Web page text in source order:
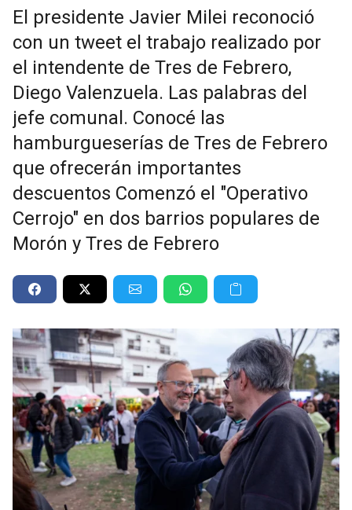
El presidente Javier Milei reconoció
con un tweet el trabajo realizado por
el intendente de Tres de Febrero,
Diego Valenzuela. Las palabras del
jefe comunal. Conocé las
hamburgueserías de Tres de Febrero
que ofrecerán importantes
descuentos Comenzó el "Operativo
Cerrojo" en dos barrios populares de
Morón y Tres de Febrero